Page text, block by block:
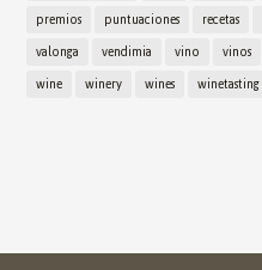
premios
puntuaciones recetas
valonga
vendimia vino vinos
wine
winery wines winetasting